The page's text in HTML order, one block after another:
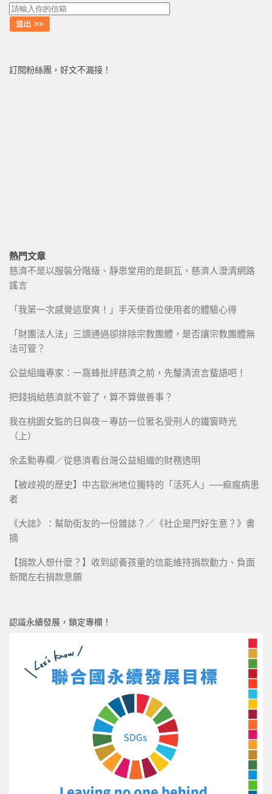
訂閱粉絲團，好文不漏接！
熱門文章
慈濟不是以服裝分階級、靜思堂用的是銅瓦，慈濟人澄清網路
謠言
「我第一次感覺這麼爽！」手天使首位使用者的體驗心得
「財團法人法」三讀通過卻排除宗教團體，是否讓宗教團體無
法可管？
公益組織專家：一窩蜂批評慈濟之前，先釐清流言蜚語吧！
把錢捐給慈濟就不管了，算不算做善事？
我在桃園女監的日與夜－專訪一位匿名受刑人的鐵窗時光
（上）
余孟勳專欄／從慈濟看台灣公益組織的財務透明
【被歧視的歷史】中古歐洲地位獨特的「活死人」──痲瘋病患
者
《大誌》：幫助街友的一份雜誌？／《社企是門好生意？》書
摘
【捐款人想什麼？】收到認養孩童的信能維持捐款動力、負面
新聞左右捐款意願
認識永續發展，鎖定專欄！